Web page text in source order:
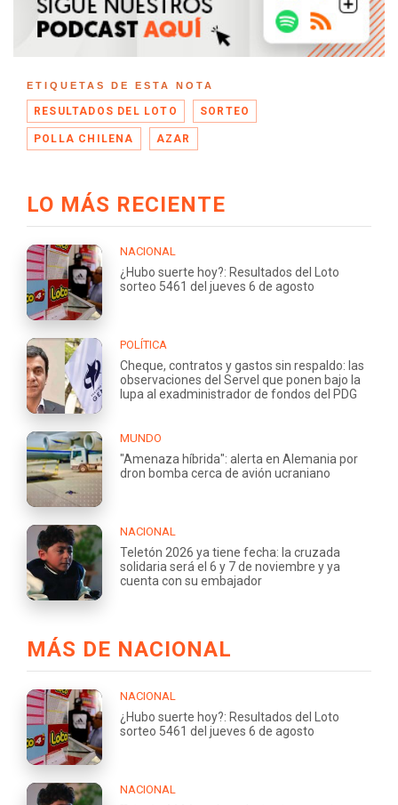
ETIQUETAS DE ESTA NOTA
RESULTADOS DEL LOTO SORTEO
POLLA CHILENA AZAR
LO MÁS RECIENTE
NACIONAL
¿Hubo suerte hoy?: Resultados del Loto
sorteo 5461 del jueves 6 de agosto
POLÍTICA
Cheque, contratos y gastos sin respaldo: las
observaciones del Servel que ponen bajo la
lupa al exadministrador de fondos del PDG
MUNDO
"Amenaza híbrida": alerta en Alemania por
dron bomba cerca de avión ucraniano
NACIONAL
Teletón 2026 ya tiene fecha: la cruzada
solidaria será el 6 y 7 de noviembre y ya
cuenta con su embajador
MÁS DE NACIONAL
NACIONAL
¿Hubo suerte hoy?: Resultados del Loto
sorteo 5461 del jueves 6 de agosto
NACIONAL